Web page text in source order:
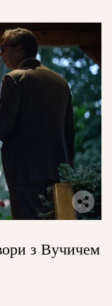
з Вучичем